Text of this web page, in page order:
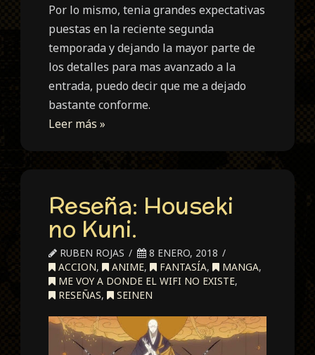
Por lo mismo, tenia grandes expectativas
puestas en la reciente segunda
temporada y dejando la mayor parte de
los detalles para mas avanzado a la
entrada, puedo decir que me a dejado
bastante conforme.
Leer más »
Reseña: Houseki
no Kuni.
RUBEN ROJAS
8 ENERO, 2018
ACCION, ANIME, FANTASÍA, MANGA,
ME VOY A DONDE EL WIFI NO EXISTE,
RESEÑAS, SEINEN